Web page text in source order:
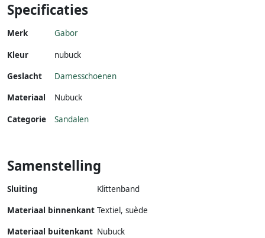
Specificaties
Merk Gabor
Kleur
nubuck
Geslacht
Damesschoenen
Materiaal
Nubuck
Categorie Sandalen
Samenstelling
Sluiting
Klittenband
Materiaal binnenkant Textiel, suède
Materiaal buitenkant Nubuck